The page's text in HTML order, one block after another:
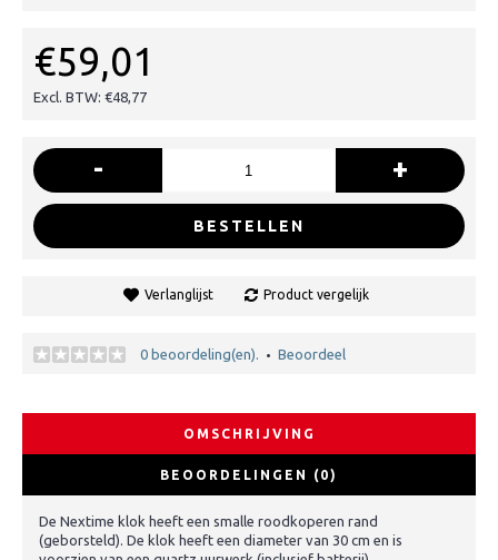
€59,01
Excl. BTW: €48,77
- +
BESTELLEN
Verlanglijst Product vergelijk
0 beoordeling(en). • Beoordeel
OMSCHRIJVING
BEOORDELINGEN (0)
De Nextime klok heeft een smalle roodkoperen rand
(geborsteld). De klok heeft een diameter van 30 cm en is